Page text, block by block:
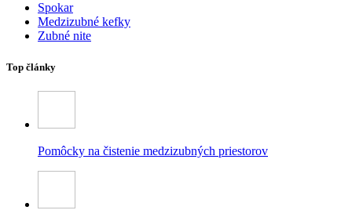
Spokar
Medzizubné kefky
Zubné nite
Top články
Pomôcky na čistenie medzizubných priestorov